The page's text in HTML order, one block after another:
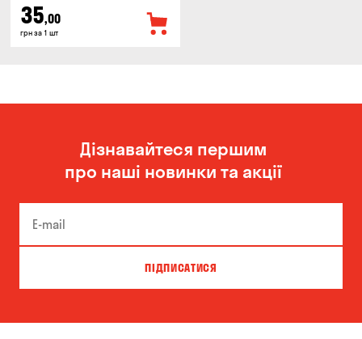
35,00
грн за 1 шт
Дізнавайтеся першим
про наші новинки та акції
ПІДПИСАТИСЯ